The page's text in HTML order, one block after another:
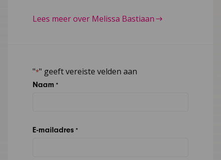
Lees meer over Melissa Bastiaan
"*" geeft vereiste velden aan
Naam *
E-mailadres *